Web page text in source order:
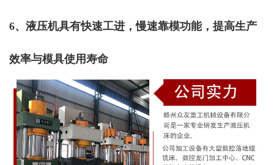
6、液压机具有快速工进，慢速靠模功能，提高生产
效率与模具使用寿命